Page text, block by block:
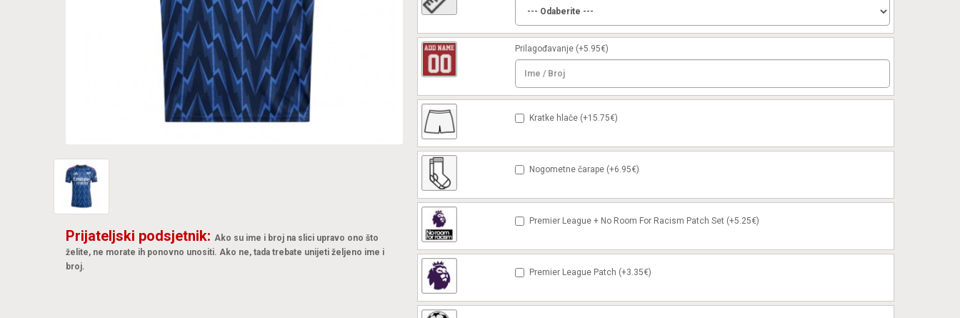
Prijateljski podsjetnik: Ako su ime i broj na slici upravo ono što
želite, ne morate ih ponovno unositi. Ako ne, tada trebate unijeti željeno ime i
broj.
Prilagođavanje(+5.95€)
Kratke hlače (+15.75€)
Nogometne čarape (+6.95€)
Premier League + No Room For Racism Patch Set (+5.25€)
Premier League Patch (+3.35€)